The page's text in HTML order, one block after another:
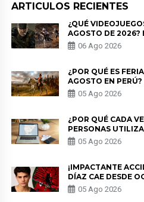
ARTICULOS RECIENTES
¿QUÉ
AGOSTO DE 2026?
LOS ESTRENOS
06 Ago 2026
¿POR QUÉ ES
AGOSTO EN PERÚ?
HISTORIA
05 Ago 2026
¿POR QUÉ CADA
PERSONAS
PARA PROTEGER SU
PRIVACIDAD?
05 Ago 2026
¡IMPACTANTE
DÍAZ CAE DESDE
EN “ESTO ES
PREOCUPACIÓN
05 Ago 2026